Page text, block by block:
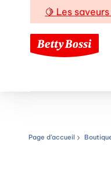
🍋 Les
Chemin de
Page d’accueil